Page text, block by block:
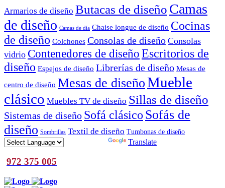
Armarios de diseño Butacas de diseño Camas
de diseño Camas de día Chaise longue de diseño Cocinas
de diseño Colchones Consolas de diseño Consolas
vidrio Contenedores de diseño Escritorios de
diseño Espejos de diseño Librerías de diseño Mesas de
centro de diseño Mesas de diseñoMueble
clásico Muebles TV de diseño Sillas de diseño
Sistemas de diseño Sofá clásico Sofás de
diseño Sombrillas Textil de diseño Tumbonas de diseño
Translate
972 375 005